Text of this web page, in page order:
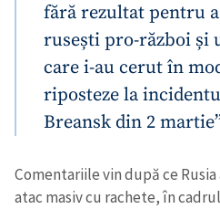
fără rezultat pentru
rusești pro-război și
care i-au cerut în
riposteze la
Breansk din 2
Comentariile vin după ce
atac masiv cu rachete, în